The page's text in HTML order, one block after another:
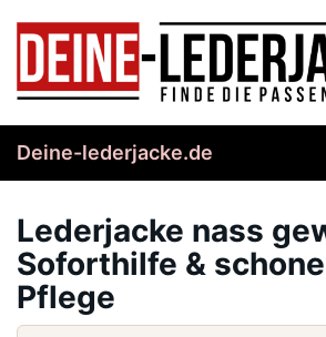
content
Deine-lederjacke.de
Lederjacke nass
Soforthilfe &
Pflege